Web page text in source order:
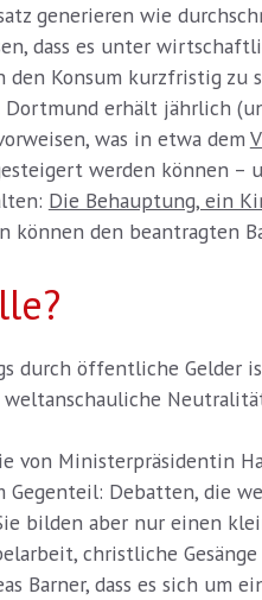
generieren wie
dass es unter
den Konsum kurzfristig zu
erhält jährlich
was in etwa dem
werden können –
Die Behauptung, ein
können den beantragten
durch öffentliche
von Ministerpräsidentin
Gegenteil: Debatten, die
bilden aber nur einen
christliche Gesänge
Barner, dass es sich um